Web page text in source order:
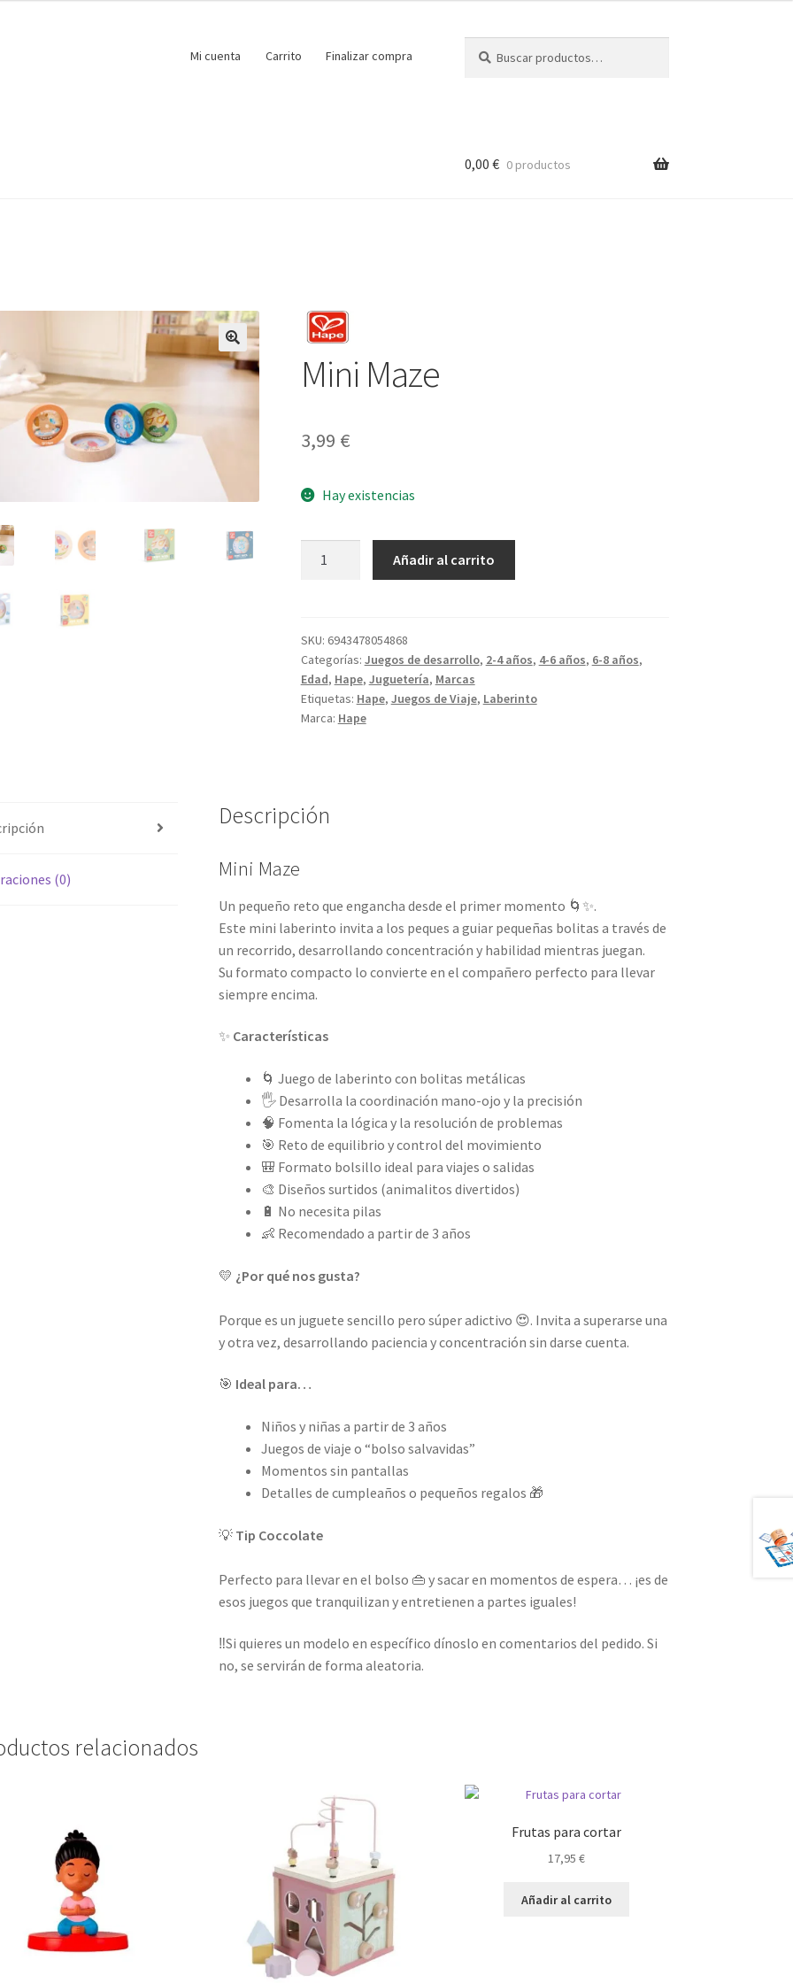
Mi cuenta Carrito Finalizar compra
por:
0,00 € 0 productos
🔍 Mini Maze
3,99 €
Hay existencias
Añadir al carrito
SKU: 6943478054868
Categorías: Juegos de desarrollo, 2-4 años, 4-6 años, 6-8 años,
Edad, Hape, Juguetería, Marcas
Etiquetas: Hape, Juegos de Viaje, Laberinto
Marca: Hape
(0)
Descripción
Mini Maze
Un pequeño reto que engancha desde el primer momento 🌀✨.
Este mini laberinto invita a los peques a guiar pequeñas bolitas a través de
un recorrido, desarrollando concentración y habilidad mientras juegan.
Su formato compacto lo convierte en el compañero perfecto para llevar
siempre encima.
✨ Características
🌀 Juego de laberinto con bolitas metálicas
🖐️ Desarrolla la coordinación mano-ojo y la precisión
🧠 Fomenta la lógica y la resolución de problemas
🎯 Reto de equilibrio y control del movimiento
🎒 Formato bolsillo ideal para viajes o salidas
🎨 Diseños surtidos (animalitos divertidos)
🔋 No necesita pilas
👶 Recomendado a partir de 3 años
💛 ¿Por qué nos gusta?
Porque es un juguete sencillo pero súper adictivo 😍. Invita a superarse una
y otra vez, desarrollando paciencia y concentración sin darse cuenta.
🎯 Ideal para…
Niños y niñas a partir de 3 años
Juegos de viaje o “bolso salvavidas”
Momentos sin pantallas
Detalles de cumpleaños o pequeños regalos 🎁
💡 Tip Coccolate
Perfecto para llevar en el bolso 👜 y sacar en momentos de espera… ¡es de
esos juegos que tranquilizan y entretienen a partes iguales!
‼️Si quieres un modelo en específico dínoslo en comentarios del pedido. Si
no, se servirán de forma aleatoria.
relacionados
Frutas para cortar
17,95€
Añadir al carrito